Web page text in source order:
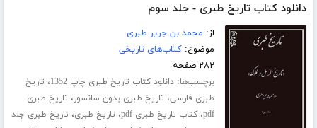
دانلود کتاب تاریخ طبری - جلد سوم
از: محمد بن جریر طبری
موضوع:کتاب‌های تاریخی
۲۸۲ صفحه
برچسب‌ها:دانلود کتاب تاریخ طبری چاپ 1352 ، تاریخ
طبری فارسی، تاریخ طبری بدون سانسور، تاریخ طبری
pdf،کتاب تاریخ طبری pdf ، تاریخ طبری، تاریخ طبری جلد